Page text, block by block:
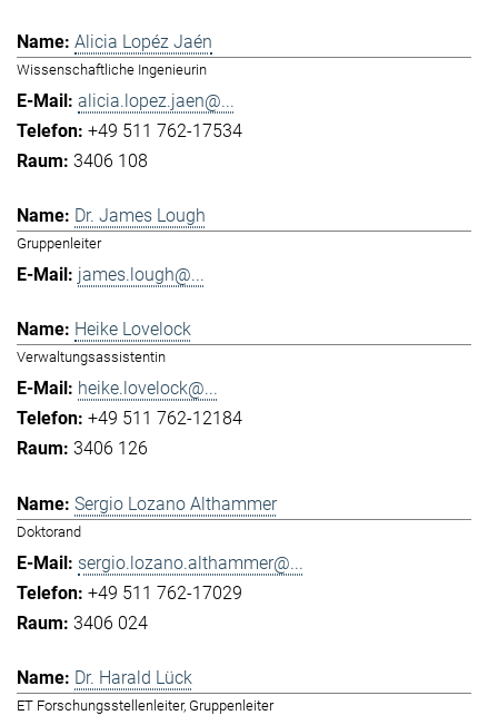
Alicia Lopéz Jaén
Wissenschaftliche Ingenieurin
alicia.lopez.jaen@...
+49 511 762-17534
3406 108
Dr. James Lough
Gruppenleiter
james.lough@...
Heike Lovelock
Verwaltungsassistentin
heike.lovelock@...
+49 511 762-12184
3406 126
Sergio Lozano Althammer
Doktorand
sergio.lozano.althammer@...
+49 511 762-17029
3406 024
Dr. Harald Lück
ET Forschungsstellenleiter, Gruppenleiter